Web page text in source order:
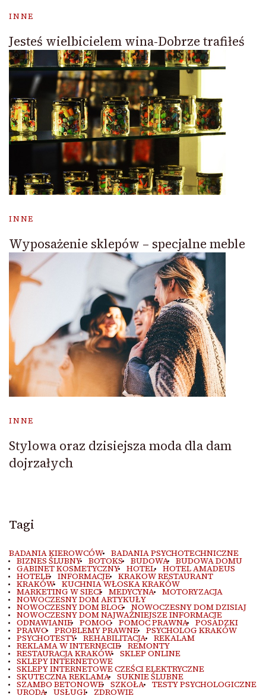
INNE
Jesteś wielbicielem wina-Dobrze trafiłeś
INNE
Wyposażenie sklepów – specjalne meble
INNE
Stylowa oraz dzisiejsza moda dla dam
dojrzałych
Tagi
BADANIA KIEROWCÓW BADANIA PSYCHOTECHNICZNE
BIZNES ŚLUBNY BOTOKS BUDOWA BUDOWA DOMU
GABINET KOSMETYCZNY HOTEL HOTEL AMADEUS
HOTELE INFORMACJE KRAKOW RESTAURANT
KRAKÓW KUCHNIA WŁOSKA KRAKÓW
MARKETING W SIECI MEDYCYNA MOTORYZACJA
NOWOCZESNY DOM ARTYKUŁY
NOWOCZESNY DOM BLOG NOWOCZESNY DOM DZISIAJ
NOWOCZESNY DOM NAJWAŻNIEJSZE INFORMACJE
ODNAWIANIE POMOC POMOC PRAWNA POSADZKI
PRAWO PROBLEMY PRAWNE PSYCHOLOG KRAKÓW
PSYCHOTESTY REHABILITACJA REKALAM
REKLAMA W INTERNECIE REMONTY
RESTAURACJA KRAKÓW SKLEP ONLINE
SKLEPY INTERNETOWE
SKLEPY INTERNETOWE CZEŚCI ELEKTRYCZNE
SKUTECZNA REKLAMA SUKNIE ŚLUBNE
SZAMBO BETONOWE SZKOŁA TESTY PSYCHOLOGICZNE
URODA USŁUGI ZDROWIE